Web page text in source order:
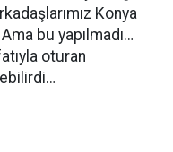
Konya
Ama bu yapılmadı…
oturan